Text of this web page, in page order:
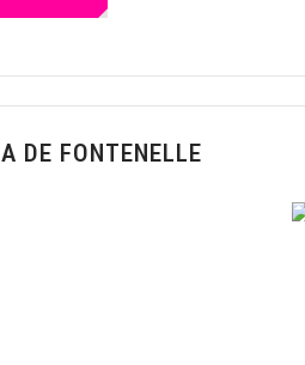
DE FONTENELLE